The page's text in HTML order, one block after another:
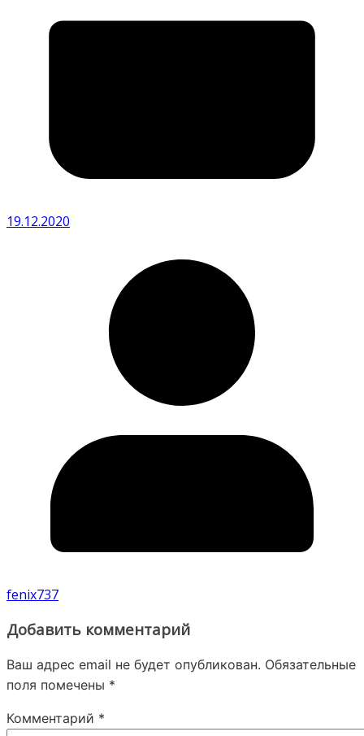
19.12.2020
fenix737
Добавить комментарий
Ваш адрес email не будет опубликован. Обязательные
поля помечены *
Комментарий *